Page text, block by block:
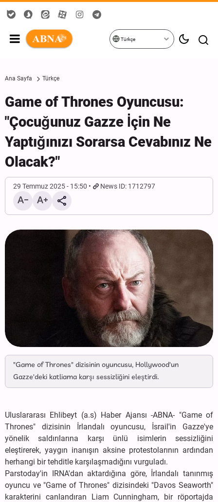
Türkçe
Ana Sayfa Türkçe
Game of Thrones Oyuncusu:
"Çocuğunuz Gazze İçin Ne
Yaptığınızı Sorarsa Cevabınız Ne
Olacak?"
29 Temmuz 2025 - 15:50 News ID: 1712797
"Game of Thrones" dizisinin oyuncusu, Hollywood'un
Gazze'deki katliama karşı sessizliğini eleştirdi.
Uluslararası Ehlibeyt (a.s) Haber Ajansı -ABNA- "Game of
Thrones" dizisinin İrlandalı oyuncusu, İsrail'in Gazze'ye
yönelik saldırılarına karşı ünlü isimlerin sessizliğini
eleştirerek, yaygın inanışın aksine protestolarının ardından
herhangi bir tehditle karşılaşmadığını vurguladı.
Parstoday'in IRNA'dan aktardığına göre, İrlandalı tanınmış
oyuncu ve "Game of Thrones" dizisindeki "Davos Seaworth"
karakterini canlandıran Liam Cunningham, bir röportajda